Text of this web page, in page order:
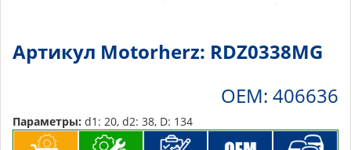
Артикул Motorherz: RDZ0338MG
OEM: 406636
Параметры: d1: 20, d2: 38, D: 134